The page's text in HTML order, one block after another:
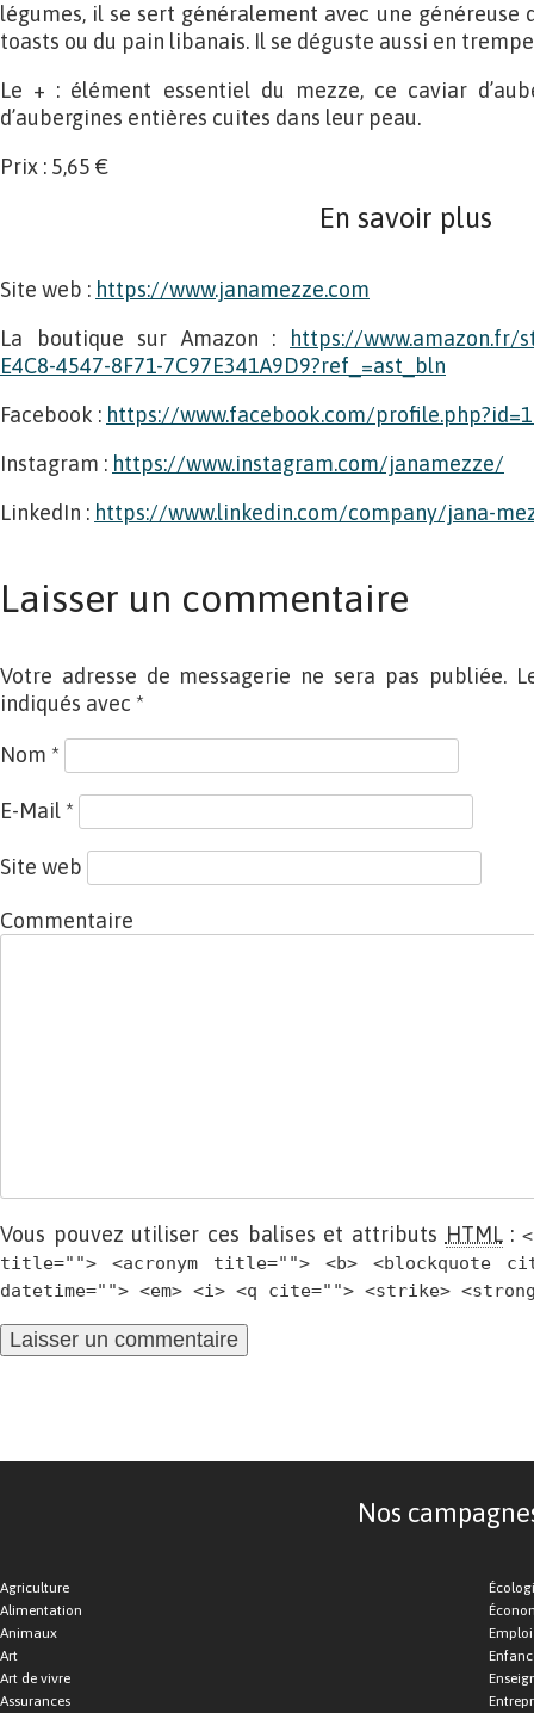
légumes, il se sert généralement avec une généreuse
toasts ou du pain libanais. Il se déguste aussi en
Le + : élément essentiel du mezze, ce caviar
d’aubergines entières cuites dans leur peau.
Prix : 5,65 €
En savoir plus
Site web : https://www.janamezze.com
La boutique sur Amazon :
https://www.amazon.fr/
E4C8-4547-8F71-7C97E341A9D9?ref_=ast_bln
Facebook : https://www.facebook.com/
Instagram : https://www.instagram.com/janamezze/
LinkedIn : https://www.linkedin.com/company/jana-
Laisser un commentaire
Votre adresse de messagerie ne sera pas publiée.
indiqués avec *
Nom *
E-Mail *
Site web
Commentaire
Vous pouvez utiliser ces balises et attributs HTML:
title=""> <acronym title=""> <b> <blockquote
datetime=""> <em> <i> <q cite=""> <strike>
Nos
Agriculture
Alimentation
Animaux
Art
Art de vivre
Assurances
Emploi